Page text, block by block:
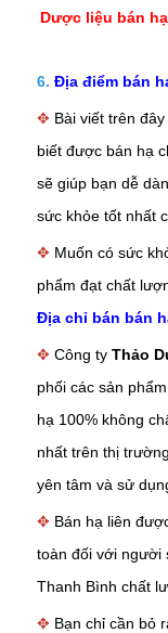
Dược liệu bán
6. Địa điểm bán
✥ Bài viết trên
biết được bán hạ
sẽ giúp bạn dễ
sức khỏe tốt nhất
✥ Muốn có sức
phẩm đạt chất
Địa chỉ bán bán
✥ Công ty Thảo
phối các sản
hạ 100% không
nhất trên thị
yên tâm và sử
✥ Bán hạ liên
toàn đối với người
Thanh Bình chất
✥ Bạn chỉ cần bỏ